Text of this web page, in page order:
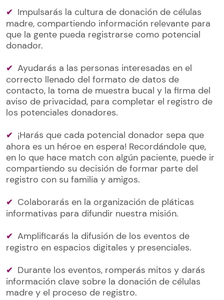
Impulsarás la cultura de donación de células
madre, compartiendo información relevante para
que la gente pueda registrarse como potencial
donador.
Ayudarás a las personas interesadas en el
correcto llenado del formato de datos de
contacto, la toma de muestra bucal y la firma del
aviso de privacidad, para completar el registro de
los potenciales donadores.
¡Harás que cada potencial donador sepa que
ahora es un héroe en espera! Recordándole que,
en lo que hace match con algún paciente, puede ir
compartiendo su decisión de formar parte del
registro con su familia y amigos.
Colaborarás en la organización de pláticas
informativas para difundir nuestra misión.
Amplificarás la difusión de los eventos de
registro en espacios digitales y presenciales.
Durante los eventos, romperás mitos y darás
información clave sobre la donación de células
madre y el proceso de registro.